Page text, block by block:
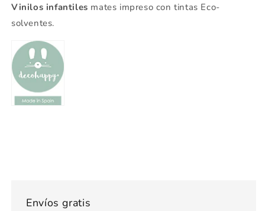
Vinilos infantiles mates impreso con tintas Eco-
solventes.
Envíos gratis